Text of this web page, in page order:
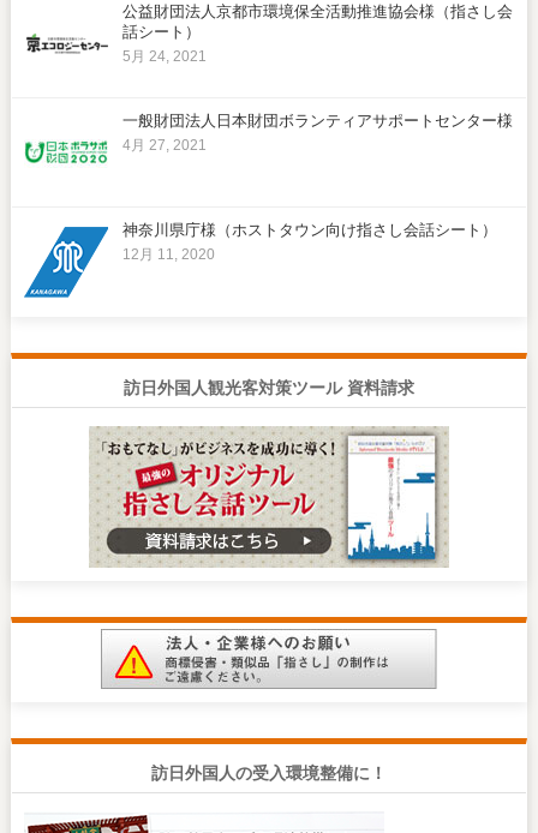
公益財団法人京都市環境保全活動推進協会様（指さし会
話シート）
5月 24, 2021
一般財団法人日本財団ボランティアサポートセンター様
4月 27, 2021
神奈川県庁様（ホストタウン向け指さし会話シート）
12月 11, 2020
訪日外国人観光客対策ツール 資料請求
訪日外国人の受入環境整備に！